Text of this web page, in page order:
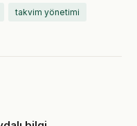
takvim yönetimi